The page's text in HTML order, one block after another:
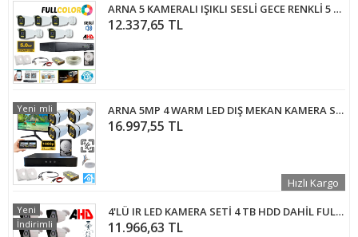
ARNA 5 KAMERALI IŞIKLI SESLİ GECE RENKLİ 5 MP H.265+ GÜVENLİK KAMERA SETİ 320 GB HDD DAHİL - ST320558
12.337,65 TL
ARNA 5MP 4 WARM LED DIŞ MEKAN KAMERA SETİ 2 TB HDD VE MONİTÖR DAHİL -ST4220HM
16.997,55 TL
İndirimli
Yeni
Hızlı Kargo
4'LÜ IR LED KAMERA SETİ 4 TB HDD DAHİL FULL SET - 4420Y
11.966,63 TL
Yeni
İndirimli